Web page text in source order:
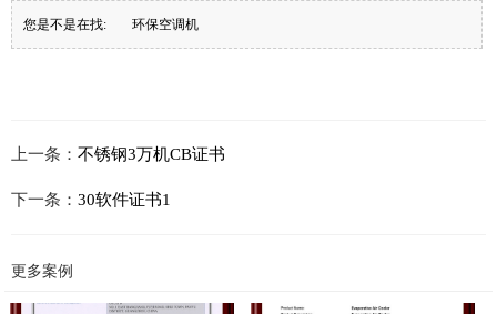
您是不是在找: 环保空调机
上一条：不锈钢3万机CB证书
下一条：30软件证书1
更多案例